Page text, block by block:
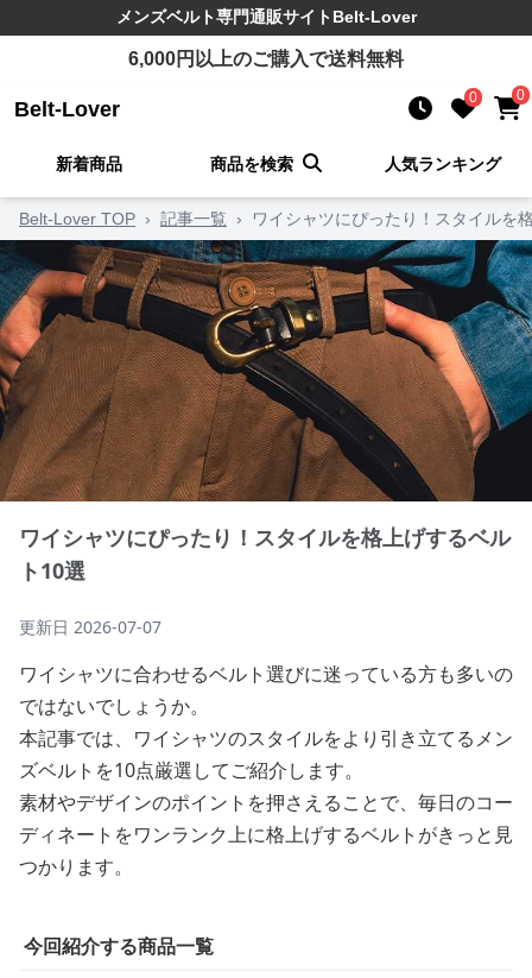
メンズベルト専門通販サイトBelt-Lover
6,000円以上のご購入で送料無料
Belt-Lover 0 0
新着商品 商品を検索 人気ランキング
Belt-Lover TOP › 記事一覧 › ワイシャツにぴったり！スタイルを
ワイシャツにぴったり！スタイルを格上げするベル
ト10選
更新日 2026-07-07
ワイシャツに合わせるベルト選びに迷っている方も多いの
ではないでしょうか。
本記事では、ワイシャツのスタイルをより引き立てるメン
ズベルトを10点厳選してご紹介します。
素材やデザインのポイントを押さえることで、毎日のコー
ディネートをワンランク上に格上げするベルトがきっと見
つかります。
今回紹介する商品一覧